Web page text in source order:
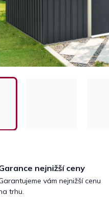
nejnižší ceny
vám nejnižší cenu
trhu.